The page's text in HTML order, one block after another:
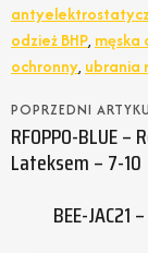
odzież BHP, męska
ochronny, ubrania
POPRZEDNI
RFOPPO-BLUE
Lateksem – 7-10
BEE-